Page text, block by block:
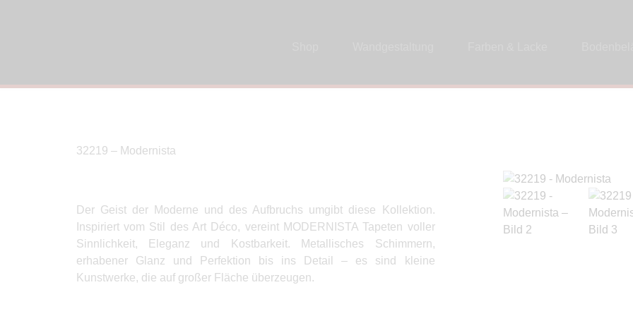
32219 – Modernista
Der Geist der Moderne und des Aufbruchs umgibt diese Kollektion.
Inspiriert vom Stil des Art Déco, vereint MODERNISTA Tapeten voller
Sinnlichkeit, Eleganz und Kostbarkeit. Metallisches Schimmern,
erhabener Glanz und Perfektion bis ins Detail – es sind kleine
Kunstwerke, die auf großer Fläche überzeugen.